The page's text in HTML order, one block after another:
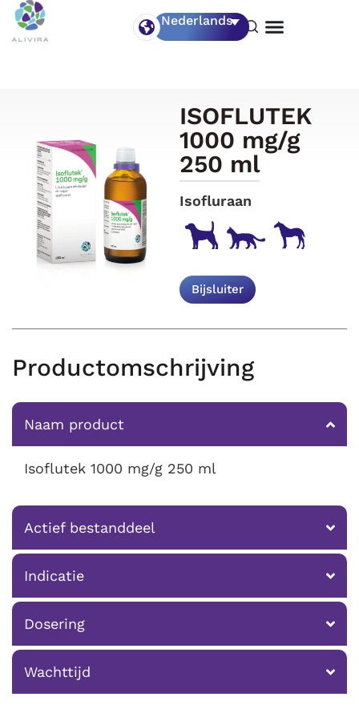
Nederlands
ISOFLUTEK
1000 mg/g
250 ml
Isofluraan
Bijsluiter
Productomschrijving
Naam product
Isoflutek 1000 mg/g 250 ml
Actief bestanddeel
Indicatie
Dosering
Wachttijd